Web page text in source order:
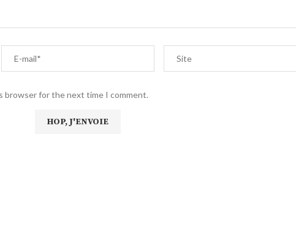
browser for the next time I comment.